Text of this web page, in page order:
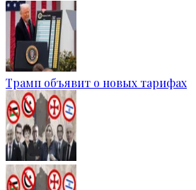
Трамп объявит о новых тарифах